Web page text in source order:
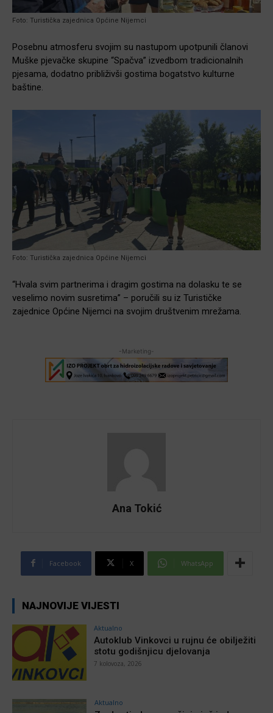
Foto: Turistička zajednica Općine Nijemci
Posebnu atmosferu svojim su nastupom upotpunili članovi
Muške pjevačke skupine “Spačva” izvedbom tradicionalnih
pjesama, dodatno približivši gostima bogatstvo kulturne
baštine.
Foto: Turistička zajednica Općine Nijemci
“Hvala svim partnerima i dragim gostima na dolasku te se
veselimo novim susretima” – poručili su iz Turističke
zajednice Općine Nijemci na svojim društvenim mrežama.
-Marketing-
Ana Tokić
Facebook X WhatsApp
NAJNOVIJE VIJESTI
Aktualno
Autoklub Vinkovci u rujnu će obilježiti
stotu godišnjicu djelovanja
7 kolovoza, 2026
Aktualno